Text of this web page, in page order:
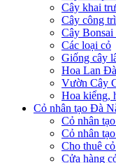
Cây khai
Cây công
Cây
Các loại cỏ
Giống cây
Hoa Lan
Vườn Cây
Hoa kiểng,
Cỏ nhân tạo Đà
Cỏ nhân
Cỏ nhân
Cho thuê
Cửa hàng